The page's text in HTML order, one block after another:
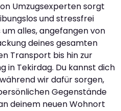
Umzugsexperten sorgt
und stressfrei
alles, angefangen von
deines gesamten
Transport bis hin zur
in Tekirdag. Du kannst dich
wir dafür sorgen,
Gegenstände
deinem neuen Wohnort